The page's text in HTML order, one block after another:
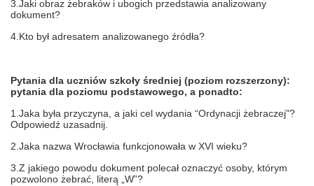
3.Jaki obraz żebraków i ubogich przedstawia analizowany
dokument?
4.Kto był adresatem analizowanego źródła?
Pytania dla uczniów szkoły średniej (poziom rozszerzony):
pytania dla poziomu podstawowego, a ponadto:
1.Jaka była przyczyna, a jaki cel wydania “Ordynacji żebraczej"?
Odpowiedź uzasadnij.
2.Jaka nazwa Wrocławia funkcjonowała w XVI wieku?
3.Z jakiego powodu dokument polecał oznaczyć osoby, którym
pozwolono żebrać, literą „W”?